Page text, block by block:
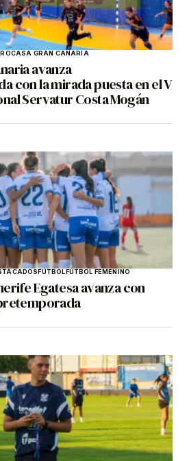
ROCASA GRAN CANARIA
avanza
con la mirada puesta en el V
Servatur Costa Mogán
FÚTBOLFÚTBOL FEMENINO
Egatesa avanza con